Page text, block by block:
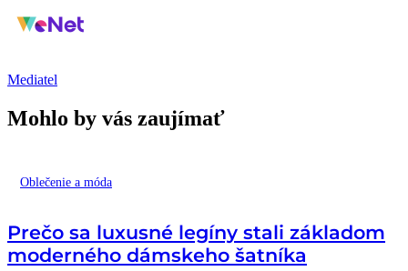
Mediatel
Mohlo by vás zaujímať
Oblečenie a móda
Prečo sa luxusné legíny stali základom
moderného dámskeho šatníka